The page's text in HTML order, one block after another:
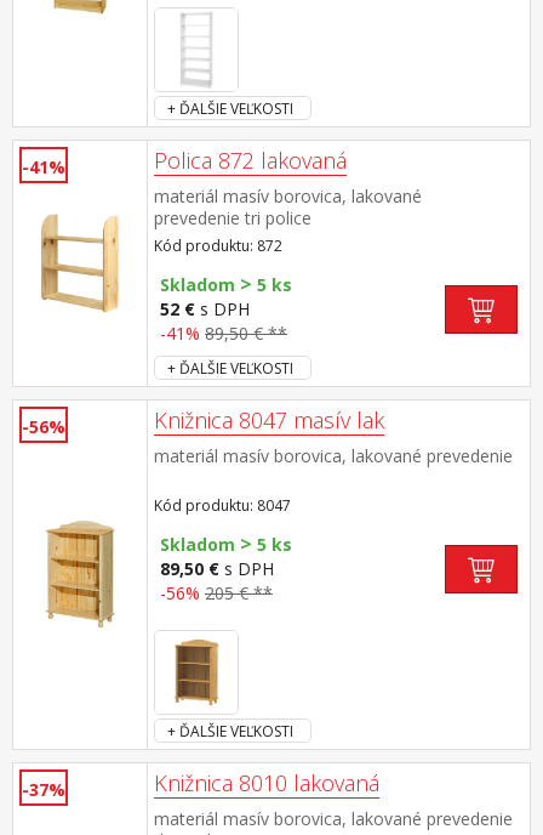
+ ĎALŠIE VEĽKOSTI
-41% Polica 872 lakovaná
materiál masív borovica, lakované
prevedenie tri police
Kód produktu: 872
Skladom > 5 ks
52 € s DPH
-41% 89,50 € **
+ ĎALŠIE VEĽKOSTI
-56% Knižnica 8047 masív lak
materiál masív borovica, lakované prevedenie
Kód produktu: 8047
Skladom > 5 ks
89,50 € s DPH
-56% 205 € **
+ ĎALŠIE VEĽKOSTI
-37% Knižnica 8010 lakovaná
materiál masív borovica, lakované prevedenie